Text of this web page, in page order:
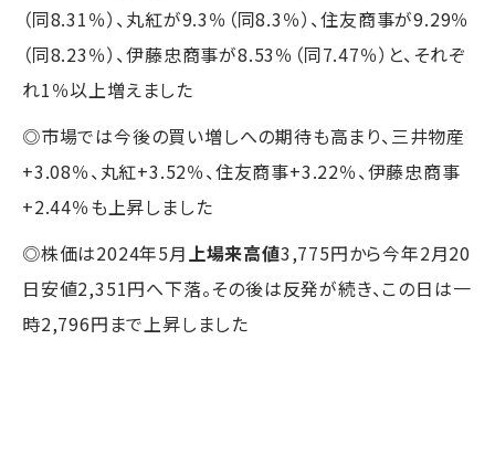
（同8.31％）、丸紅が9.3％（同8.3％）、住友商事が9.29％
（同8.23％）、伊藤忠商事が8.53％（同7.47％）と、それぞ
れ1％以上増えました
◎市場では今後の買い増しへの期待も高まり、三井物産
+3.08％、丸紅+3.52％、住友商事+3.22％、伊藤忠商事
+2.44％も上昇しました
◎株価は2024年5月上場来高値3,775円から今年2月20
日安値2,351円へ下落。その後は反発が続き、この日は一
時2,796円まで上昇しました